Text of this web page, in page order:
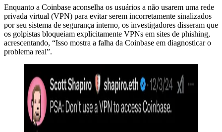
Enquanto a Coinbase aconselha os usuários a não usarem uma rede
privada virtual (VPN) para evitar serem incorretamente sinalizados
por seu sistema de segurança interno, os investigadores disseram que
os golpistas bloqueiam explicitamente VPNs em sites de phishing,
acrescentando, “Isso mostra a falha da Coinbase em diagnosticar o
problema real”.